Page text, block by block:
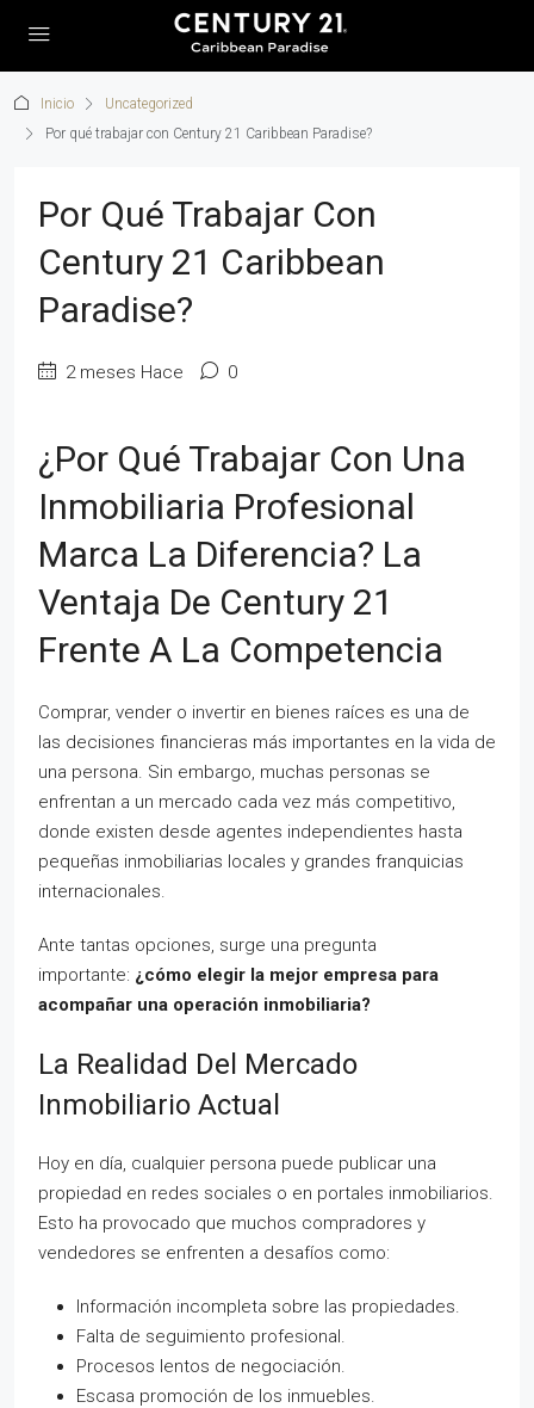
Inicio
Uncategorized
Por qué trabajar con Century 21 Caribbean Paradise?
Por Qué Trabajar Con
Century 21 Caribbean
Paradise?
2 meses Hace 0
¿Por Qué Trabajar Con Una
Inmobiliaria Profesional
Marca La Diferencia? La
Ventaja De Century 21
Frente A La Competencia
Comprar, vender o invertir en bienes raíces es una de
las decisiones financieras más importantes en la vida de
una persona. Sin embargo, muchas personas se
enfrentan a un mercado cada vez más competitivo,
donde existen desde agentes independientes hasta
pequeñas inmobiliarias locales y grandes franquicias
internacionales.
Ante tantas opciones, surge una pregunta
importante: ¿cómo elegir la mejor empresa para
acompañar una operación inmobiliaria?
La Realidad Del Mercado
Inmobiliario Actual
Hoy en día, cualquier persona puede publicar una
propiedad en redes sociales o en portales inmobiliarios.
Esto ha provocado que muchos compradores y
vendedores se enfrenten a desafíos como:
Información incompleta sobre las propiedades.
Falta de seguimiento profesional.
Procesos lentos de negociación.
Escasa promoción de los inmuebles.